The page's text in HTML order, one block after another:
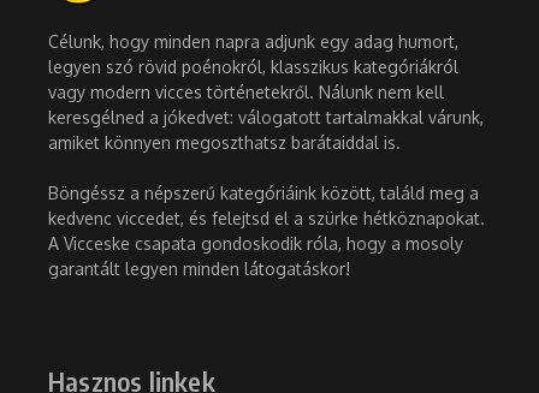
Célunk, hogy minden napra adjunk egy adag humort,
legyen szó rövid poénokról, klasszikus kategóriákról
vagy modern vicces történetekről. Nálunk nem kell
keresgélned a jókedvet: válogatott tartalmakkal várunk,
amiket könnyen megoszthatsz barátaiddal is.
Böngéssz a népszerű kategóriáink között, találd meg a
kedvenc viccedet, és felejtsd el a szürke hétköznapokat.
A Vicceske csapata gondoskodik róla, hogy a mosoly
garantált legyen minden látogatáskor!
Hasznos linkek